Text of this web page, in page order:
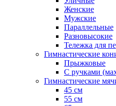
Женские
Мужские
Параллельные
Разновысокие
Тележка для
Гимнастические
Прыжковые
С ручками
Гимнастические
45 см
55 см